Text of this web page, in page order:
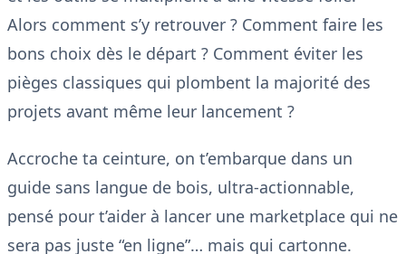
Alors comment s’y retrouver ? Comment faire les
bons choix dès le départ ? Comment éviter les
pièges classiques qui plombent la majorité des
projets avant même leur lancement ?
Accroche ta ceinture, on t’embarque dans un
guide sans langue de bois, ultra-actionnable,
pensé pour t’aider à lancer une marketplace qui ne
sera pas juste “en ligne”… mais qui cartonne.